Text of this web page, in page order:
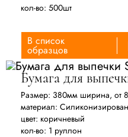
кол-во: 500шт
В список
образцов
Бумага для
Размер: 380мм ширина, от
материал:
цвет: коричневый
кол-во: 1 руллон